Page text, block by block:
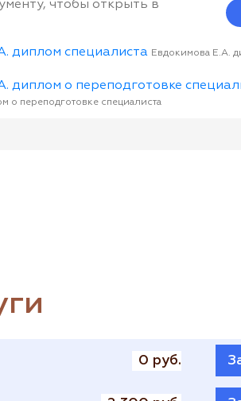
чтобы открыть в
Евдокимова Е.А.
о переподготовке специалиста
0 руб.